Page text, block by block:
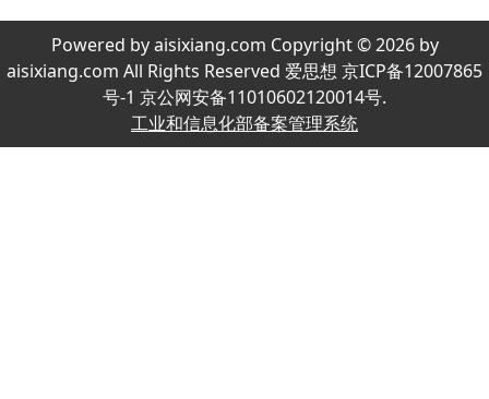
Powered by aisixiang.com Copyright © 2026 by
aisixiang.com All Rights Reserved 爱思想 京ICP备12007865
号-1 京公网安备11010602120014号.
工业和信息化部备案管理系统